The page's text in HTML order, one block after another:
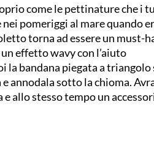
come le pettinature che i
pomeriggi al mare quando
torna ad essere un must-
effetto wavy con l’aiuto
la bandana piegata a triangolo
annodala sotto la chioma.
e allo stesso tempo un